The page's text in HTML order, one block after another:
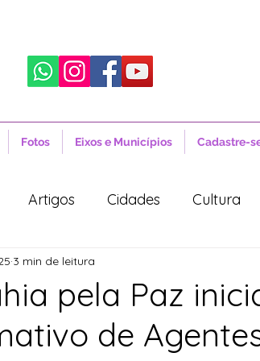
Fotos Eixos e Municípios Cadastre-
Artigos Cidades Cultura
Notícias
de Lei Política Lula
pela Paz
de
3 min de leitura